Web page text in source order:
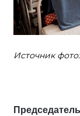
Источник